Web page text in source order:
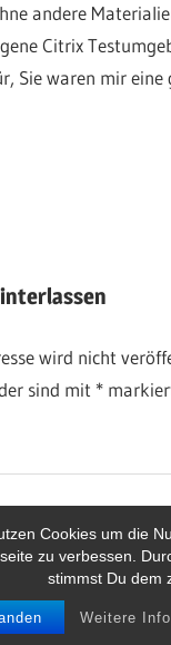
Cookies um die
zu verbessen.
stimmst Du dem
Weitere
andere
Citrix
Sie waren mir eine
wird nicht
sind mit *